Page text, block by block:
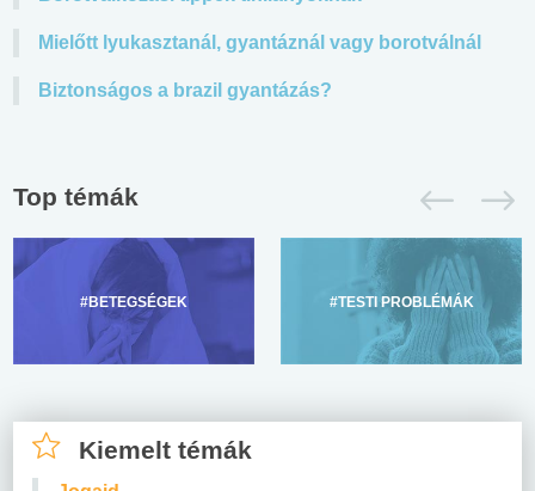
Mielőtt lyukasztanál, gyantáznál vagy borotválnál
Biztonságos a brazil gyantázás?
Top témák
#BETEGSÉGEK #TESTI PROBLÉMÁK
Kiemelt témák